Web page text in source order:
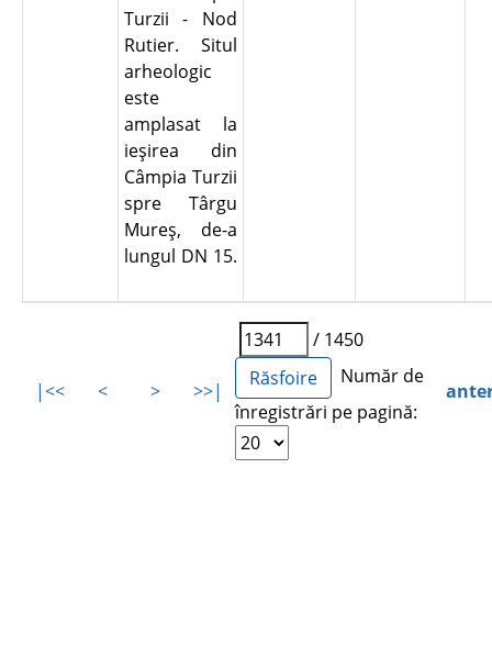
Turzii - Nod
Rutier. Situl
arheologic
este
amplasat la
ieşirea din
Câmpia Turzii
spre Târgu
Mureş, de-a
lungul DN 15.
|<< < > >>|
/ 1450
Număr de
înregistrări pe pagină: